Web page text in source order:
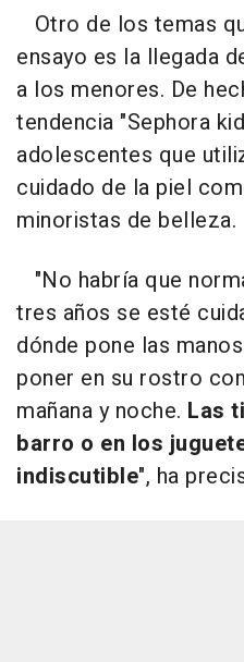
Otro de los temas
ensayo es la llegada
a los menores. De
tendencia "Sephora
adolescentes que
cuidado de la piel
minoristas de belleza.
"No habría que
tres años se esté
dónde pone las
poner en su rostro
mañana y noche. Las
barro o en los
indiscutible", ha